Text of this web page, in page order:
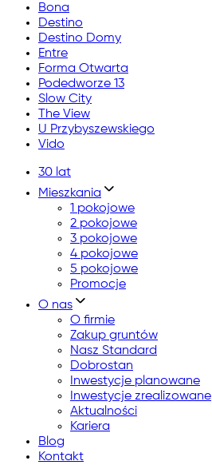
Bona
Destino
Destino Domy
Entre
Forma Otwarta
Podedworze 13
Slow City
The View
U Przybyszewskiego
Vido
30 lat
Mieszkania
1 pokojowe
2 pokojowe
3 pokojowe
4 pokojowe
5 pokojowe
Promocje
O nas
O firmie
Zakup gruntów
Nasz Standard
Dobrostan
Inwestycje planowane
Inwestycje zrealizowane
Aktualności
Kariera
Blog
Kontakt